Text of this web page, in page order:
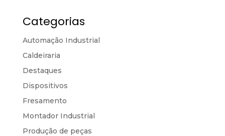
Categorias
Automação Industrial
Caldeiraria
Destaques
Dispositivos
Fresamento
Montador Industrial
Produção de peças